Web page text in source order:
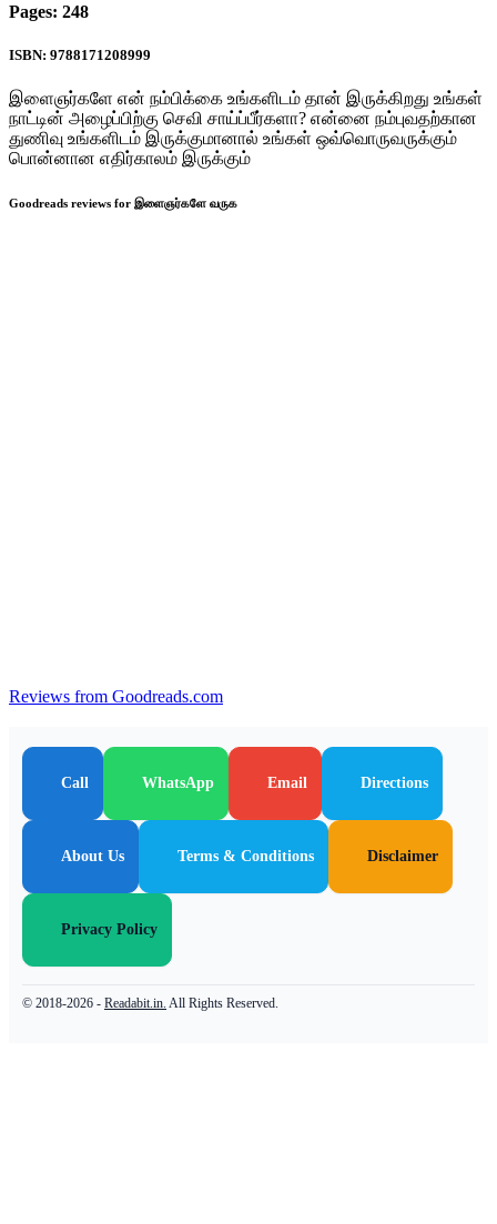
Pages: 248
ISBN: 9788171208999
இளைஞர்களே என் நம்பிக்கை உங்களிடம் தான் இருக்கிறது உங்கள்
நாட்டின் அழைப்பிற்கு செவி சாய்ப்பீர்களா? என்னை நம்புவதற்கான
துணிவு உங்களிடம் இருக்குமானால் உங்கள் ஒவ்வொருவருக்கும்
பொன்னான எதிர்காலம் இருக்கும்
Goodreads reviews for இளைஞர்களே வருக
Reviews from Goodreads.com
Call WhatsApp Email Directions
About Us Terms & Conditions Disclaimer
Privacy Policy
© 2018-2026 - Readabit.in. All Rights Reserved.